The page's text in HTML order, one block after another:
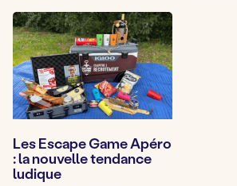
Les Escape Game Apéro
: la nouvelle tendance
ludique